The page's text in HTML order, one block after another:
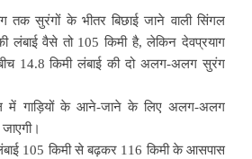
तक सुरंगों के भीतर बिछाई जाने वाली सिंगल
लंबाई वैसे तो 105 किमी है, लेकिन देवप्रयाग
14.8 किमी लंबाई की दो अलग-अलग सुरंग
गाड़ियों के आने-जाने के लिए अलग-अलग
105 किमी से बढ़कर 116 किमी के आसपास